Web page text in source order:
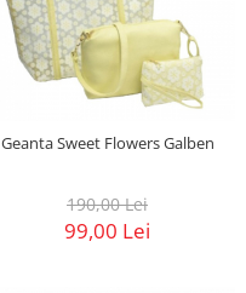
Geanta Sweet Flowers Galben
190,00 Lei
99,00 Lei